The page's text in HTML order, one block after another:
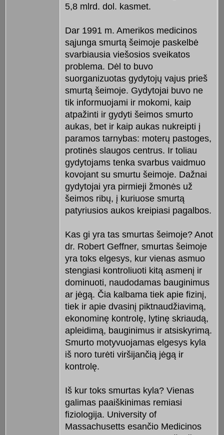
5,8 mlrd. dol. kasmet.
Dar 1991 m. Amerikos medicinos
sąjunga smurtą šeimoje paskelbė
svarbiausia viešosios sveikatos
problema. Dėl to buvo
suorganizuotas gydytojų vajus prieš
smurtą šeimoje. Gydytojai buvo ne
tik informuojami ir mokomi, kaip
atpažinti ir gydyti šeimos smurto
aukas, bet ir kaip aukas nukreipti į
paramos tarnybas: moterų pastoges,
protinės slaugos centrus. Ir toliau
gydytojams tenka svarbus vaidmuo
kovojant su smurtu šeimoje. Dažnai
gydytojai yra pirmieji žmonės už
šeimos ribų, į kuriuose smurtą
patyriusios aukos kreipiasi pagalbos.
Kas gi yra tas smurtas šeimoje? Anot
dr. Robert Geffner, smurtas šeimoje
yra toks elgesys, kur vienas asmuo
stengiasi kontroliuoti kitą asmenį ir
dominuoti, naudodamas bauginimus
ar jėgą. Čia kalbama tiek apie fizinį,
tiek ir apie dvasinį piktnaudžiavimą,
ekonominę kontrolę, lytinę skriaudą,
apleidimą, bauginimus ir atsiskyrimą.
Smurto motyvuojamas elgesys kyla
iš noro turėti viršijančią jėgą ir
kontrolę.
Iš kur toks smurtas kyla? Vienas
galimas paaiškinimas remiasi
fiziologija. University of
Massachusetts esančio Medicinos